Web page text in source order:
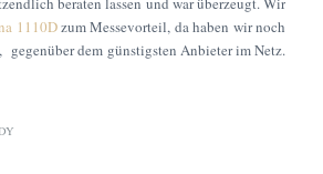
1110Dzum Messevorteil, da haben wir noch
gegenüber dem günstigsten Anbieter im Netz.